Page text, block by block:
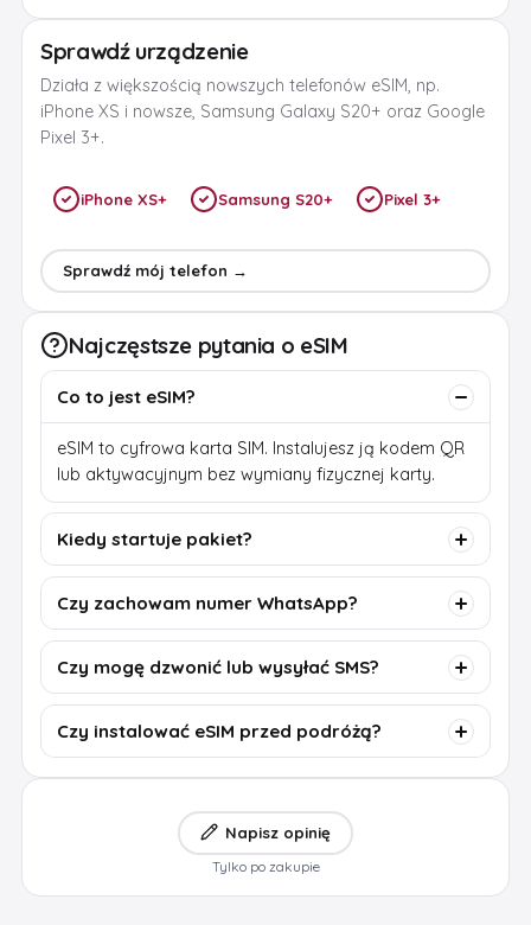
Sprawdź urządzenie
Działa z większością nowszych telefonów eSIM, np.
iPhone XS i nowsze, Samsung Galaxy S20+ oraz Google
Pixel 3+.
iPhone XS+ Samsung S20+ Pixel 3+
Sprawdź mój telefon →
Najczęstsze pytania o eSIM
Co to jest eSIM?
eSIM to cyfrowa karta SIM. Instalujesz ją kodem QR
lub aktywacyjnym bez wymiany fizycznej karty.
Kiedy startuje pakiet?
Czy zachowam numer WhatsApp?
Czy mogę dzwonić lub wysyłać SMS?
Czy instalować eSIM przed podróżą?
Napisz opinię
Tylko po zakupie